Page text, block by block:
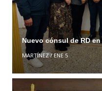
Nuevo cónsul de RD
MARTÍNEZ/ENE 5